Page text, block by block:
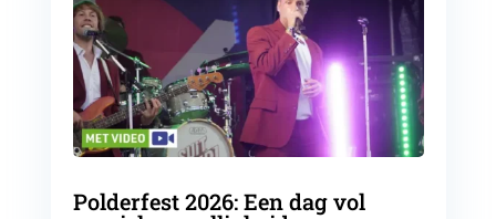
Polderfest 2026: Een dag vol